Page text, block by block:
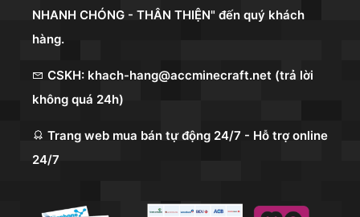
NHANH CHÓNG - THÂN THIỆN" đến quý khách
hàng.
CSKH: khach-hang@accminecraft.net (trả lời
không quá 24h)
Trang web mua bán tự động 24/7 - Hỗ trợ online
24/7